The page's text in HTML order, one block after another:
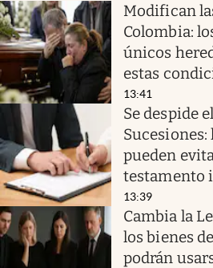
Modifican
Colombia:
únicos
estas
13:41
Se despide
Sucesiones:
pueden
testamento
13:39
Cambia la
los bienes
podrán